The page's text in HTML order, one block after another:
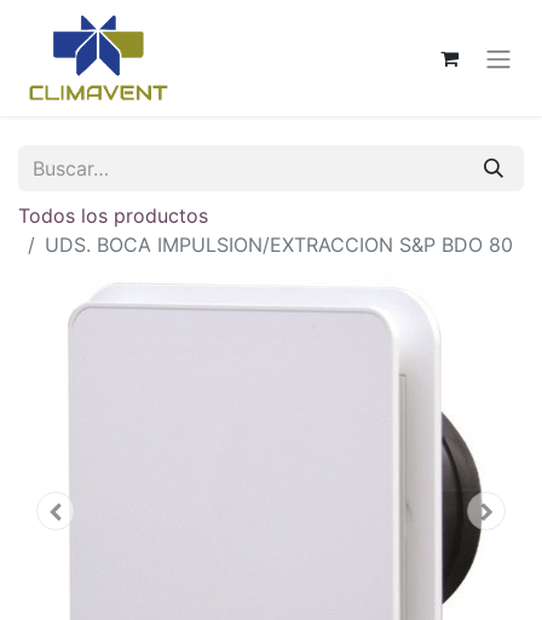
Todos los productos
UDS. BOCA IMPULSION/EXTRACCION S&P BDO 80